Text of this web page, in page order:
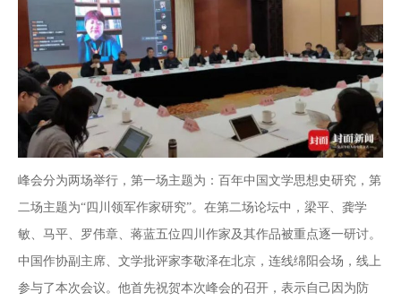
峰会分为两场举行，第一场主题为：百年中国文学思想史研究，第
二场主题为“四川领军作家研究”。在第二场论坛中，梁平、龚学
敏、马平、罗伟章、蒋蓝五位四川作家及其作品被重点逐一研讨。
中国作协副主席、文学批评家李敬泽在北京，连线绵阳会场，线上
参与了本次会议。他首先祝贺本次峰会的召开，表示自己因为防